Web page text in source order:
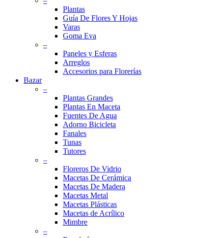
Plantas
Guía De Flores Y Hojas
Varas
Goma Eva
–
Paneles y Esferas
Arreglos
Accesorios para Florerías
Bazar
–
Plantas Grandes
Plantas En Maceta
Fuentes De Agua
Adorno Bicicleta
Fanales
Tunas
Tutores
–
Floreros De Vidrio
Macetas De Cerámica
Macetas De Madera
Macetas Metal
Macetas Plásticas
Macetas de Acrílico
Mimbre
–